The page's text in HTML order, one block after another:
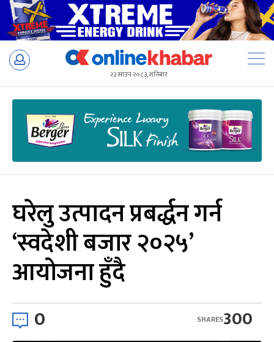
Skip
२३ साउन २०८३, शनिबार
घरेलु उत्पादन प्रबर्द्धन गर्न
‘स्वदेशी बजार २०२५’
आयोजना हुँदै
0 300
SHARES